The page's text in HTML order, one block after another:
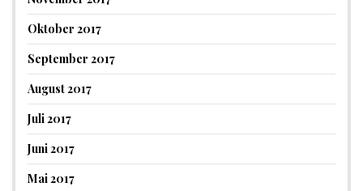
Oktober 2017
September 2017
August 2017
Juli 2017
Juni 2017
Mai 2017